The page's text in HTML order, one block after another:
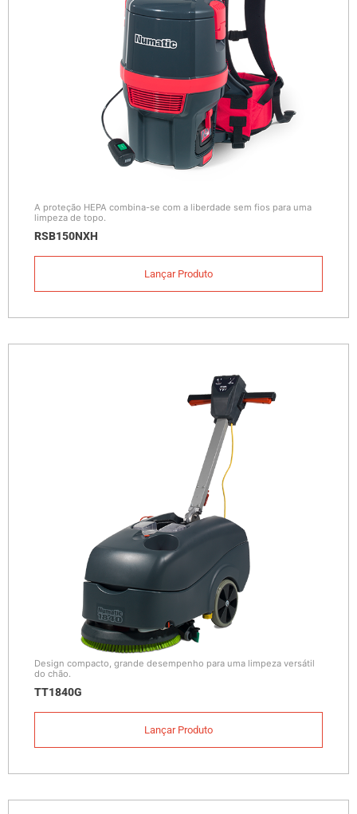
A proteção HEPA combina-se com a liberdade sem fios para uma
limpeza de topo.
RSB150NXH
Lançar Produto
Design compacto, grande desempenho para uma limpeza versátil
do chão.
TT1840G
Lançar Produto